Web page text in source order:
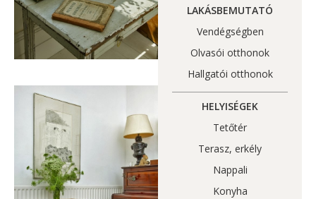
LAKÁSBEMUTATÓ
Vendégségben
Olvasói otthonok
Hallgatói otthonok
HELYISÉGEK
Tetőtér
Terasz, erkély
Nappali
Konyha